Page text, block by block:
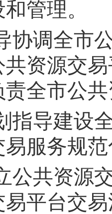
管理。
协调全市
共资源交
责全市公
指导建设
服务规
公共资源
平台交